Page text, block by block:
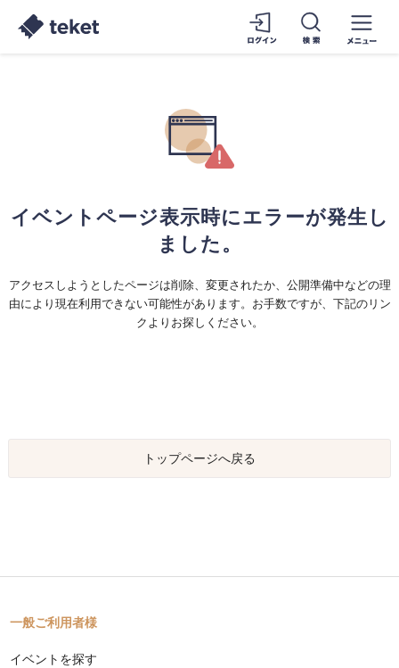
イベントページ表示時にエラーが発生し
ました。
アクセスしようとしたページは削除、変更されたか、公開準備中などの理
由により現在利用できない可能性があります。お手数ですが、下記のリン
クよりお探しください。
トップページへ戻る
一般ご利用者様
イベントを探す